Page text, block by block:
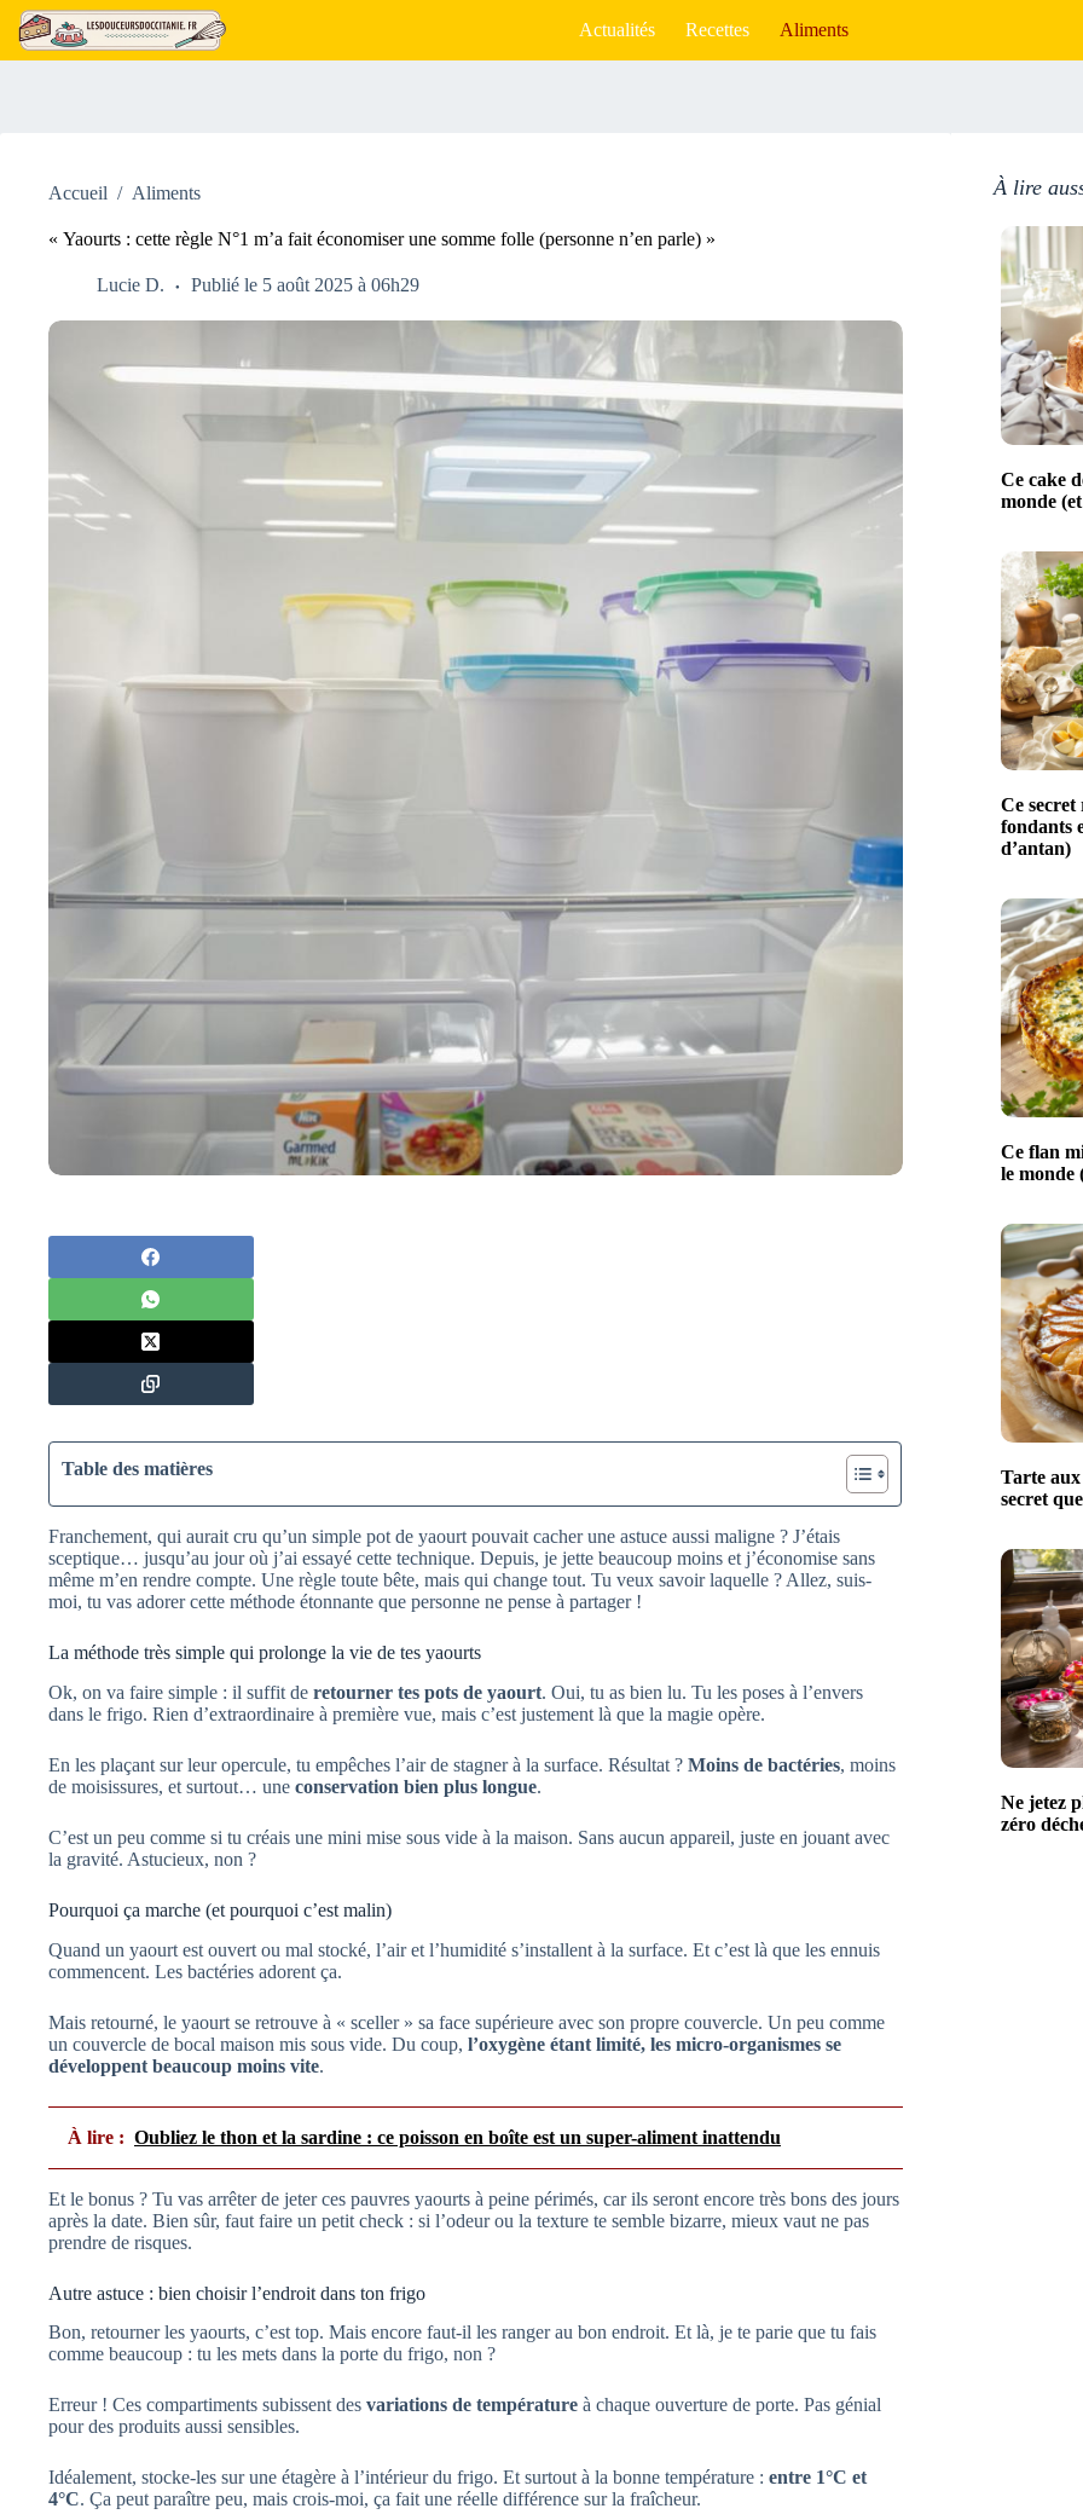
Passer
contenu
Actualités Recettes Aliments
Accueil / Aliments
« Yaourts : cette règle N°1 m’a fait économiser une somme folle (personne n’en parle) »
Lucie D. Publié le 5 août 2025 à 06h29
Table des matières
Franchement, qui aurait cru qu’un simple pot de yaourt pouvait cacher une astuce aussi maligne ? J’étais
sceptique… jusqu’au jour où j’ai essayé cette technique. Depuis, je jette beaucoup moins et j’économise sans
même m’en rendre compte. Une règle toute bête, mais qui change tout. Tu veux savoir laquelle ? Allez, suis-
moi, tu vas adorer cette méthode étonnante que personne ne pense à partager !
La méthode très simple qui prolonge la vie de tes yaourts
Ok, on va faire simple : il suffit de retourner tes pots de yaourt. Oui, tu as bien lu. Tu les poses à l’envers
dans le frigo. Rien d’extraordinaire à première vue, mais c’est justement là que la magie opère.
En les plaçant sur leur opercule, tu empêches l’air de stagner à la surface. Résultat ? Moins de bactéries, moins
de moisissures, et surtout… une conservation bien plus longue.
C’est un peu comme si tu créais une mini mise sous vide à la maison. Sans aucun appareil, juste en jouant avec
la gravité. Astucieux, non ?
Pourquoi ça marche (et pourquoi c’est malin)
Quand un yaourt est ouvert ou mal stocké, l’air et l’humidité s’installent à la surface. Et c’est là que les ennuis
commencent. Les bactéries adorent ça.
Mais retourné, le yaourt se retrouve à « sceller » sa face supérieure avec son propre couvercle. Un peu comme
un couvercle de bocal maison mis sous vide. Du coup, l’oxygène étant limité, les micro-organismes se
développent beaucoup moins vite.
À lire : Oubliez le thon et la sardine : ce poisson en boîte est un super-aliment inattendu
Et le bonus ? Tu vas arrêter de jeter ces pauvres yaourts à peine périmés, car ils seront encore très bons des jours
après la date. Bien sûr, faut faire un petit check : si l’odeur ou la texture te semble bizarre, mieux vaut ne pas
prendre de risques.
Autre astuce : bien choisir l’endroit dans ton frigo
Bon, retourner les yaourts, c’est top. Mais encore faut-il les ranger au bon endroit. Et là, je te parie que tu fais
comme beaucoup : tu les mets dans la porte du frigo, non ?
Erreur ! Ces compartiments subissent des variations de température à chaque ouverture de porte. Pas génial
pour des produits aussi sensibles.
Idéalement, stocke-les sur une étagère à l’intérieur du frigo. Et surtout à la bonne température : entre 1°C et
4°C. Ça peut paraître peu, mais crois-moi, ça fait une réelle différence sur la fraîcheur.
À lire
Ce cake
monde
Ce secret
fondants
d’antan)
Ce flan
le monde
Tarte
secret
Ne jetez
zéro